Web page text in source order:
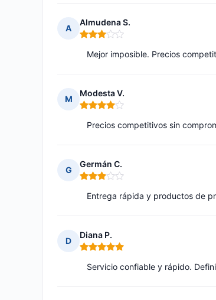
A
Almudena S.
Nota: 3 de 5
Mejor imposible. Precios
M
Modesta V.
Nota: 4 de 5
Precios competitivos sin
G
Germán C.
Nota: 3 de 5
Entrega rápida y productos de
D
Diana P.
Nota: 5 de 5
Servicio confiable y rápido.